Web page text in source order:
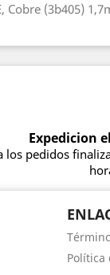
Cobre (3b405)
Expedicion
los pedidos
Política